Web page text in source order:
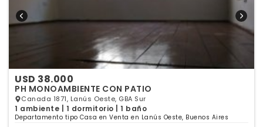
USD 38.000
PH MONOAMBIENTE CON PATIO
Canada 1871, Lanús Oeste, GBA Sur
1 ambiente | 1 dormitorio | 1 baño
Departamento tipo Casa en Venta en Lanús Oeste, Buenos Aires